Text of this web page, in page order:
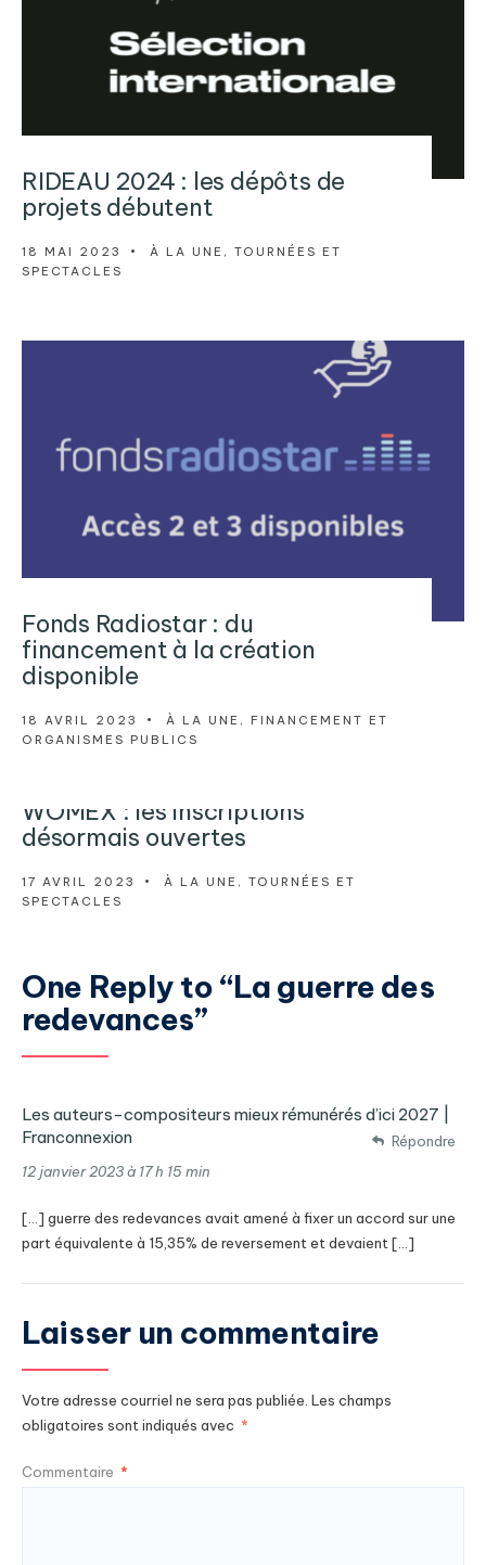
RIDEAU 2024 : les dépôts de
projets débutent
18 MAI 2023 • À LA UNE , TOURNÉES ET
SPECTACLES
Fonds Radiostar : du
financement à la création
disponible
18 AVRIL 2023 • À LA UNE , FINANCEMENT ET
ORGANISMES PUBLICS
WOMEX : les inscriptions
désormais ouvertes
17 AVRIL 2023 • À LA UNE , TOURNÉES ET
SPECTACLES
One Reply to “La guerre des
redevances”
Les auteurs-compositeurs mieux rémunérés d’ici 2027 |
Franconnexion
12 janvier 2023 à 17 h 15 min
[…] guerre des redevances avait amené à fixer un accord sur une
part équivalente à 15,35% de reversement et devaient […]
Répondre
Laisser un commentaire
Votre adresse courriel ne sera pas publiée. Les champs
obligatoires sont indiqués avec *
Commentaire *